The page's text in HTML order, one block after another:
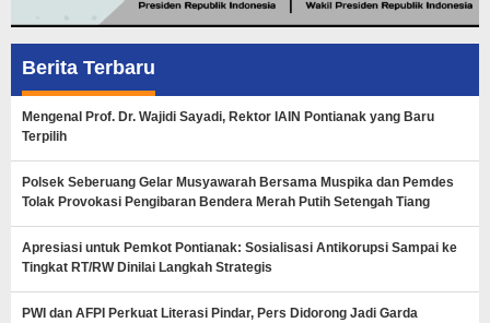
Berita Terbaru
Mengenal Prof. Dr. Wajidi Sayadi, Rektor IAIN Pontianak yang Baru
Terpilih
Polsek Seberuang Gelar Musyawarah Bersama Muspika dan Pemdes
Tolak Provokasi Pengibaran Bendera Merah Putih Setengah Tiang
Apresiasi untuk Pemkot Pontianak: Sosialisasi Antikorupsi Sampai ke
Tingkat RT/RW Dinilai Langkah Strategis
PWI dan AFPI Perkuat Literasi Pindar, Pers Didorong Jadi Garda